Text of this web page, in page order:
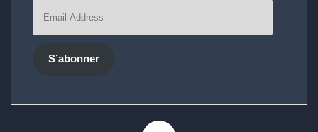
Address
S’abonner